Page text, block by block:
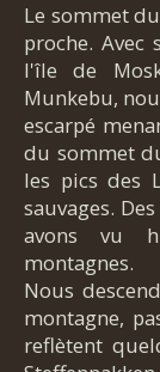
Le sommet
proche. Avec
l'île de
Munkebu,
escarpé
du sommet
les pics des
sauvages.
avons vu
montagnes.
Nous
montagne,
reflètent